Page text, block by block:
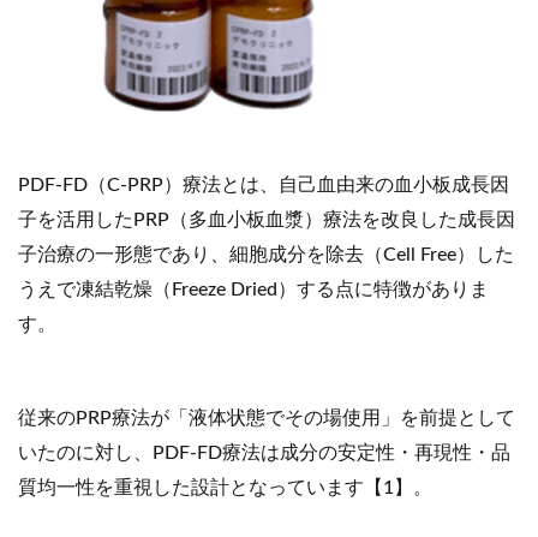
PDF-FD（C-PRP）療法とは、自己血由来の血小板成長因
子を活用したPRP（多血小板血漿）療法を改良した成長因
子治療の一形態であり、細胞成分を除去（Cell Free）した
うえで凍結乾燥（Freeze Dried）する点に特徴がありま
す。
従来のPRP療法が「液体状態でその場使用」を前提として
いたのに対し、PDF-FD療法は成分の安定性・再現性・品
質均一性を重視した設計となっています【1】。